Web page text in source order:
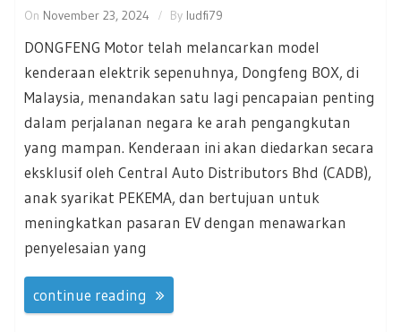
On November 23, 2024 By ludfi79
DONGFENG Motor telah melancarkan model
kenderaan elektrik sepenuhnya, Dongfeng BOX, di
Malaysia, menandakan satu lagi pencapaian penting
dalam perjalanan negara ke arah pengangkutan
yang mampan. Kenderaan ini akan diedarkan secara
eksklusif oleh Central Auto Distributors Bhd (CADB),
anak syarikat PEKEMA, dan bertujuan untuk
meningkatkan pasaran EV dengan menawarkan
penyelesaian yang
continue reading